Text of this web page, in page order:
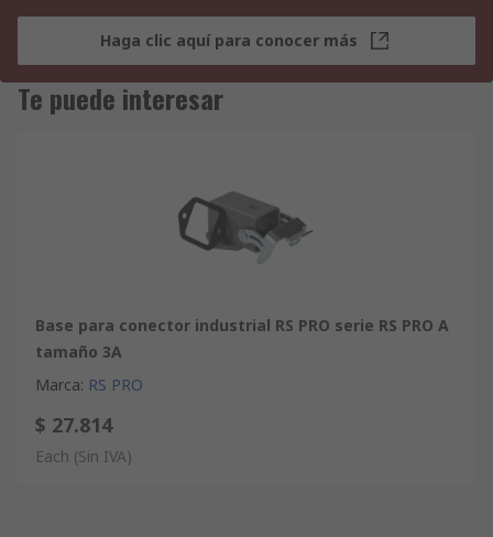
Haga clic aquí para conocer más
Te puede interesar
Base para conector industrial RS PRO serie RS PRO A
tamaño 3A
Marca: RS PRO
$ 27.814
Each (Sin IVA)